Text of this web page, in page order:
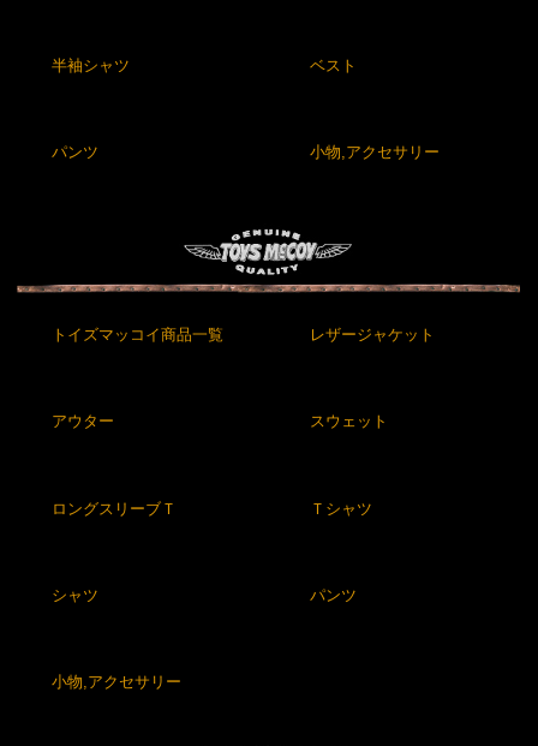
半袖シャツ ベスト
パンツ 小物,アクセサリー
トイズマッコイ商品一覧 レザージャケット
アウター スウェット
ロングスリーブＴ Ｔシャツ
シャツ パンツ
小物,アクセサリー